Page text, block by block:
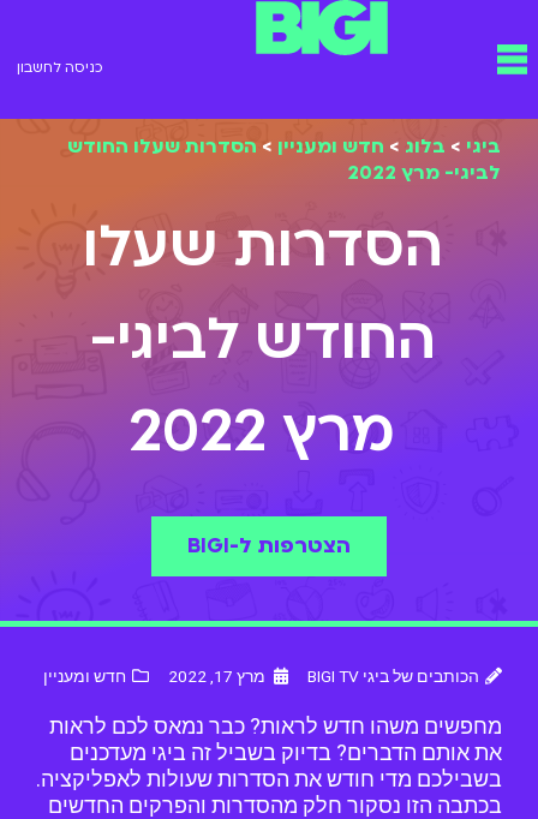
תפריט כניסה לחשבון
ביגי > בלוג > חדש ומעניין > הסדרות שעלו החודש
לביגי- מרץ 2022
הסדרות שעלו
החודש לביגי-
מרץ 2022
הצטרפות ל-BIGI
הכותבים של ביגי BIGI TV מרץ 17, 2022 חדש ומעניין
מחפשים משהו חדש לראות? כבר נמאס לכם לראות
את אותם הדברים? בדיוק בשביל זה ביגי מעדכנים
בשבילכם מדי חודש את הסדרות שעולות לאפליקציה.
בכתבה הזו נסקור חלק מהסדרות והפרקים החדשים